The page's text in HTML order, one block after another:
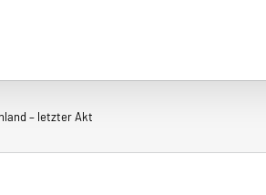
– letzter Akt